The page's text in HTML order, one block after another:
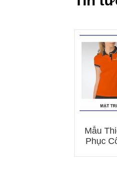
Mẫu
Phục